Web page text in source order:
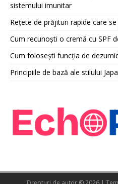
sistemului imunitar
Rețete de prăjituri rapide care
Cum recunoști o cremă cu SPF
Cum folosești funcția de
Principiile de bază ale stilului